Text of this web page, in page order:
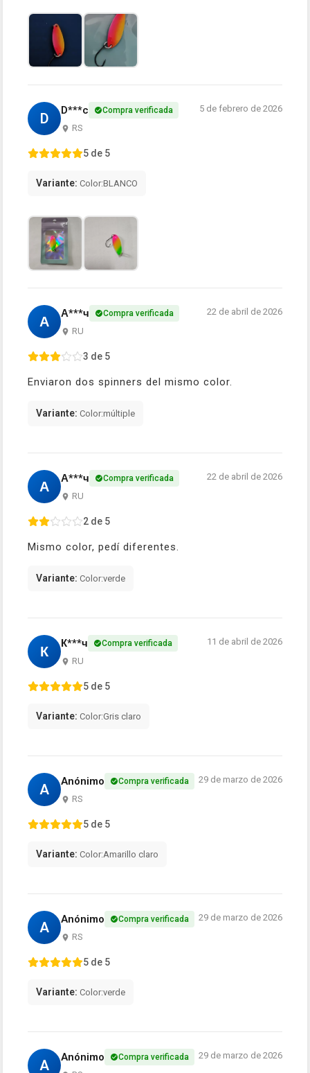
D D***c Compra verificada
RS
5 de febrero de 2026
5 de 5
Variante: Color:BLANCO
А А***ч Compra verificada
RU
22 de abril de 2026
3 de 5
Enviaron dos spinners del mismo color.
Variante: Color:múltiple
А А***ч Compra verificada
RU
22 de abril de 2026
2 de 5
Mismo color, pedí diferentes.
Variante: Color:verde
К К***ч Compra verificada
RU
11 de abril de 2026
5 de 5
Variante: Color:Gris claro
A Anónimo Compra verificada
RS
29 de marzo de 2026
5 de 5
Variante: Color:Amarillo claro
A Anónimo Compra verificada
RS
29 de marzo de 2026
5 de 5
Variante: Color:verde
A Anónimo Compra verificada 29 de marzo de 2026